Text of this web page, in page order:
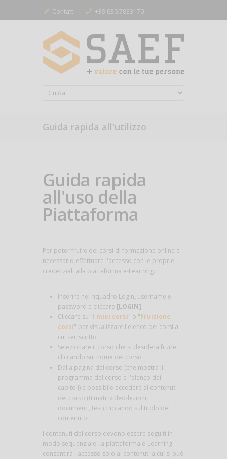
Contatti +39.030.7833170
Guida rapida all'utilizzo
Guida rapida
all'uso della
Piattaforma
Per poter fruire dei corsi di formazione online è
necessario effettuare l'accesso con le proprie
credenziali alla piattaforma e-Learning:
Inserire nel riquadro Login, username e
password e cliccare [LOGIN]
Cliccare su "I miei corsi" o "Fruizione
corsi" per visualizzare l'elenco dei corsi a
cui sei iscritto
Selezionare il corso che si desidera fruire
cliccando sul nome del corso
Dalla pagina del corso (che mostra il
programma del corso e l'elenco dei
capitoli) è possibile accedere ai contenuti
del corso (filmati, video-lezioni,
documenti, test) cliccando sul titolo del
contenuto.
I contenuti del corso devono essere seguiti in
modo sequenziale: la piattaforma e-Learning
consentirà l'accesso solo ai contenuti a cui si può